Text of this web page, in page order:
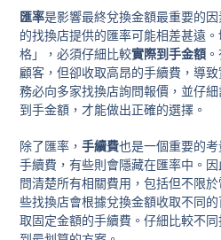
匯率是影響最終兌換金額最重要的
的找換店提供的匯率可能相差甚遠
格」，必須仔細比較實際到手金額
顧客，但卻收取高昂的手續費，導
務必向多家找換店詢問報價，並仔
到手金額，才能做出正確的選擇。
除了匯率，手續費也是一個重要的
手續費，有些則會隱藏在匯率中。
問清楚所有相關費用，包括但不限
些找換店會根據兌換金額收取不同
取固定金額的手續費。仔細比較不